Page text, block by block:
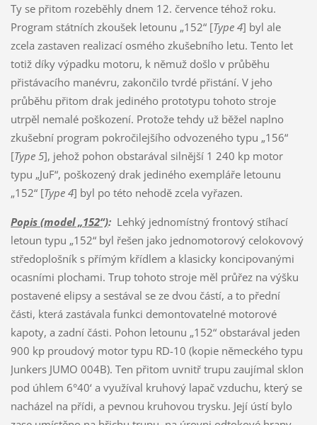
Ty se přitom rozeběhly dnem 12. července téhož roku.
Program státních zkoušek letounu „152“ [Type 4] byl ale
zcela zastaven realizací osmého zkušebního letu. Tento let
totiž díky výpadku motoru, k němuž došlo v průběhu
přistávacího manévru, zakončilo tvrdé přistání. V jeho
průběhu přitom drak jediného prototypu tohoto stroje
utrpěl nemalé poškození. Protože tehdy už běžel naplno
zkušební program pokročilejšího odvozeného typu „156“
[Type 5], jehož pohon obstarával silnější 1 240 kp motor
typu „JuF“, poškozený drak jediného exempláře letounu
„152“ [Type 4] byl po této nehodě zcela vyřazen.
Popis (model „152“):Lehký jednomístný frontový stíhací
letoun typu „152“ byl řešen jako jednomotorový celokovový
středoplošník s přímým křídlem a klasicky koncipovanými
ocasními plochami. Trup tohoto stroje měl průřez na výšku
postavené elipsy a sestával se ze dvou částí, a to přední
části, která zastávala funkci demontovatelné motorové
kapoty, a zadní části. Pohon letounu „152“ obstarával jeden
900 kp proudový motor typu RD-10 (kopie německého typu
Junkers JUMO 004B). Ten přitom uvnitř trupu zaujímal sklon
pod úhlem 6°40‘ a využíval kruhový lapač vzduchu, který se
nacházel na přídi, a pevnou kruhovou trysku. Její ústí bylo